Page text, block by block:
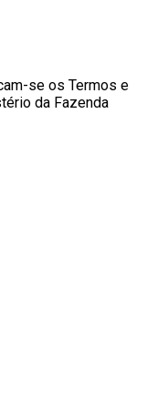
se os Termos e
da Fazenda